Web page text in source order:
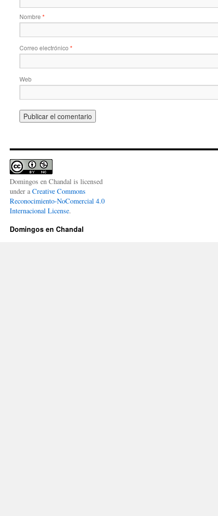
Nombre *
Correo electrónico *
Web
Domingos en Chandal is licensed
under a Creative Commons
Reconocimiento-NoComercial 4.0
Internacional License.
Domingos en Chandal